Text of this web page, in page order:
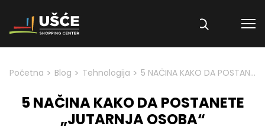
Skip to content
Početna > Blog > Tehnologija > 5 NAČINA KAKO DA POSTANETE „JUTARNJA OSOBA“
5 NAČINA KAKO DA POSTANETE
„JUTARNJA OSOBA“